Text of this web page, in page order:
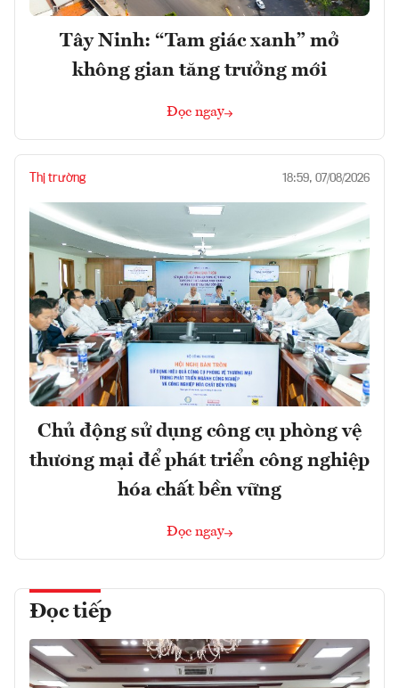
Tây Ninh: “Tam giác xanh” mở
không gian tăng trưởng mới
Đọc ngay
Thị trường 18:59, 07/08/2026
Chủ động sử dụng công cụ phòng vệ
thương mại để phát triển công nghiệp
hóa chất bền vững
Đọc ngay
Đọc tiếp